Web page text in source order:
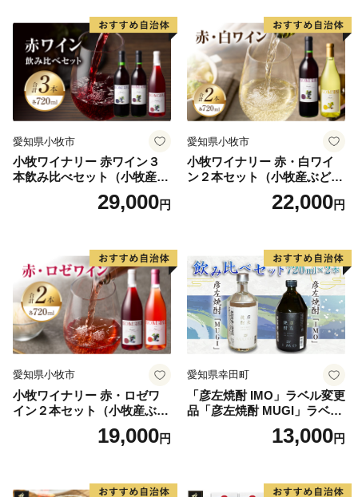
愛知県小牧市
小牧ワイナリー 赤ワイン３
本飲み比べセット（小牧産ぶ
どう100％使用）29,000円
愛知県小牧市
小牧ワイナリー 赤・白ワイ
ン２本セット（小牧産ぶどう
22,000円
愛知県小牧市
小牧ワイナリー 赤・ロゼワ
イン２本セット（小牧産ぶど
19,000円
愛知県幸田町
「彦左焼酎 IMO」ラベル変更
品「彦左焼酎 MUGI」ラベル
変更品 飲み比べ セット 合計
2本 720ml×各1本 25度 焼酎
13,000円